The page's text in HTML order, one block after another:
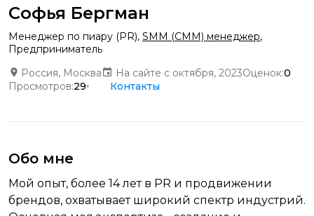
Софья Бергман
Менеджер по пиару (PR), SMM (СММ) менеджер,
Предприниматель
Россия, Москва
На сайте с октября, 2023Оценок:0
Просмотров:29 Контакты
Обо мне
Мой опыт, более 14 лет в PR и продвижении
брендов, охватывает широкий спектр индустрий.